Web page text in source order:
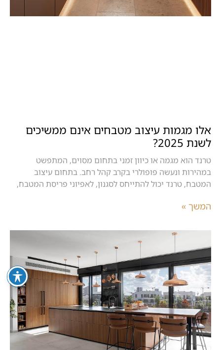
אלו מגמות עיצוב מטבחים אינם ממשיכים
לשנת 2025?
טרנד הוא מגמה או כיוון זמני בתחום מסוים, המתפשט
במהירות ונעשה פופולרי בקרב קהל רחב. בתחום עיצוב
המטבח, טרנד יכול להתייחס לסגנון, לאפיוני פריסת המטבח,
המשך »